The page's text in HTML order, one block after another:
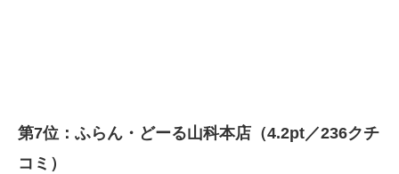
第7位：ふらん・どーる山科本店（4.2pt／236クチ
コミ）